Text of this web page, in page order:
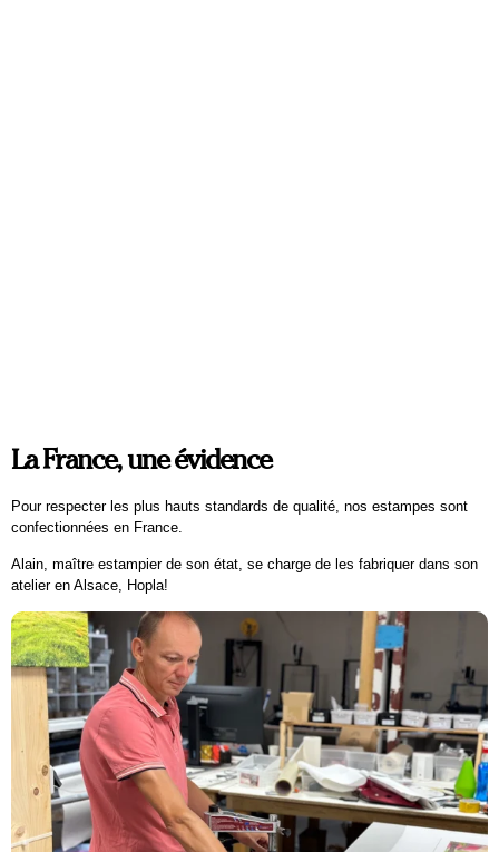
La France, une évidence
Pour respecter les plus hauts standards de qualité, nos estampes sont
confectionnées en France.
Alain, maître estampier de son état, se charge de les fabriquer dans son
atelier en Alsace, Hopla!